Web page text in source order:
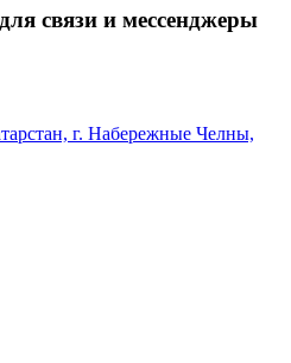
связи и мессенджеры
г. Набережные Челны,